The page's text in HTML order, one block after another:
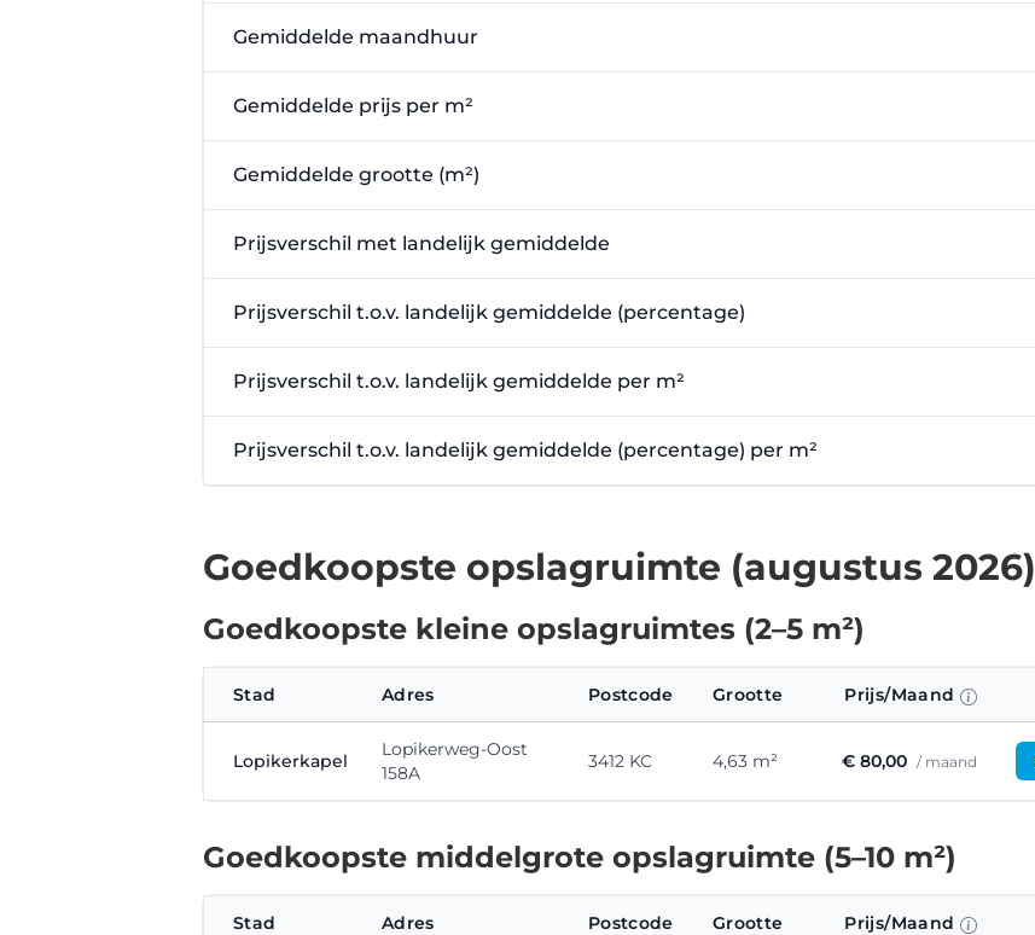
Gemiddelde maandhuur
Gemiddelde prijs per m²
Gemiddelde grootte (m²)
Prijsverschil met landelijk gemiddelde
Prijsverschil t.o.v. landelijk gemiddelde (percentage)
Prijsverschil t.o.v. landelijk gemiddelde per m²
Prijsverschil t.o.v. landelijk gemiddelde (percentage) per m²
Goedkoopste opslagruimte (augustus 2026)
Goedkoopste kleine opslagruimtes (2–5 m²)
Stad Adres Postcode Grootte Prijs/Maand
Lopikerkapel
Lopikerweg-Oost
158A
3412 KC 4,63 m² € 80,00 / maand
Goedkoopste middelgrote opslagruimte (5–10 m²)
Stad Adres Postcode Grootte Prijs/Maand